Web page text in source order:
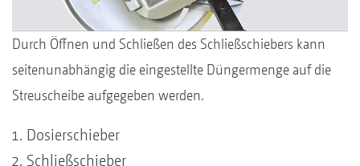
Durch Öffnen und Schließen des Schließschiebers kann
seitenunabhängig die eingestellte Düngermenge auf die
Streuscheibe aufgegeben werden.
Dosierschieber
Schließschieber